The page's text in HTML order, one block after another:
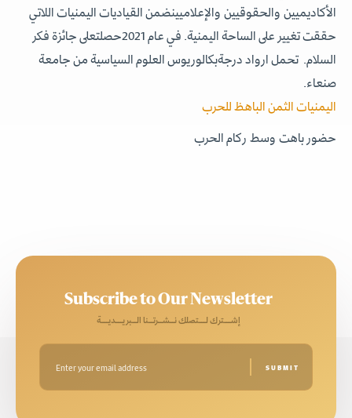
الأكاديميين والحقوقيين والإعلاميينضمن القياديات اليمنيات اللاتي
حققت تغيير على الساحة اليمنية. في عام 2021حصلتعلى جائزة فكر
السلام. تحمل ارواد درجةبكالوريوس العلوم السياسية من جامعة
صنعاء.
اليمنيات الثمن الباهظ للحرب
حضور باهت وسط ركام الحرب
Subscribe to Our Newsletter
إشـــترك لـــتصلك نــشــرتــنا الــبريـــديـــة